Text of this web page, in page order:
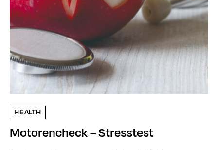
HEALTH
Motorencheck – Stresstest